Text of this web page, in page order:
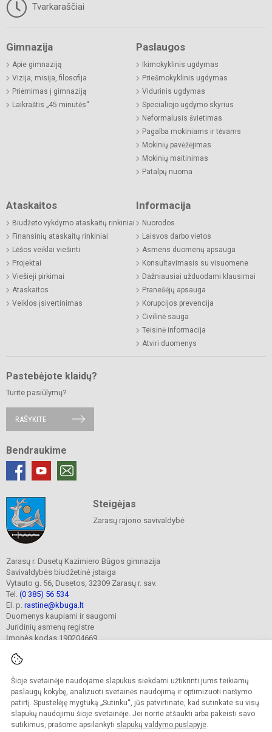
Šioje svetainėje naudojame slapukus siekdami užtikrinti jums teikiamų
paslaugų kokybę, analizuoti svetainės naudojimą ir optimizuoti naršymo
patirtį. Spustelėję mygtuką „Sutinku“, jūs patvirtinate, kad sutinkate su visų
slapukų naudojimu šioje svetainėje. Jei norite atšaukti arba pakeisti savo
sutikimus, prašome apsilankyti slapukų valdymo puslapyje.
Tvarkaraščiai
Gimnazija
Apie gimnaziją
Vizija, misija, filosofija
Priėmimas į gimnaziją
Laikraštis „45 minutės“
Paslaugos
Ikimokyklinis ugdymas
Priešmokyklinis ugdymas
Vidurinis ugdymas
Specialiojo ugdymo skyrius
Neformalusis švietimas
Pagalba mokiniams ir tėvams
Mokinių pavėžėjimas
Mokinių maitinimas
Patalpų nuoma
Ataskaitos
Biudžeto vykdymo ataskaitų rinkiniai
Finansinių ataskaitų rinkiniai
Lėšos veiklai viešinti
Projektai
Viešieji pirkimai
Ataskaitos
Veiklos įsivertinimas
Informacija
Nuorodos
Laisvos darbo vietos
Asmens duomenų apsauga
Konsultavimasis su visuomene
Dažniausiai užduodami klausimai
Pranešėjų apsauga
Korupcijos prevencija
Civilinė sauga
Teisinė informacija
Atviri duomenys
Pastebėjote klaidų?
Turite pasiūlymų?
RAŠYKITE
Bendraukime
Steigėjas
Zarasų rajono savivaldybė
Zarasų r. Dusetų Kazimiero Būgos gimnazija
Savivaldybės biudžetinė įstaiga
Vytauto g. 56, Dusetos, 32309 Zarasų r. sav.
Tel. (0 385) 56 534
El. p. rastine@kbuga.lt
Duomenys kaupiami ir saugomi
Juridinių asmenų registre
Įmonės kodas 190204669
© 2023. Zarasų r. Dusetų Kazimiero Būgos gimnazija. Visos teisės saugomos.
Kopijuoti turinį be raštiško gimnazijos sutikimo griežtai draudžiama.
Prieinamumo paraiška Slapukų valdymas
Sumanus būdas atnaujinti